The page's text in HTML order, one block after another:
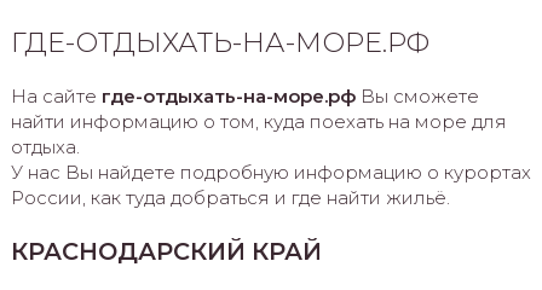
ГДЕ-ОТДЫХАТЬ-НА-МОРЕ.РФ
На сайте где-отдыхать-на-море.рфВы сможете
найти информацию о том, куда поехать на море для
отдыха.
У нас Вы найдете подробную информацию о курортах
России, как туда добраться и где найти жильё.
КРАСНОДАРСКИЙ КРАЙ